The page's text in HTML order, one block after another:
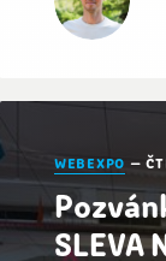
webexpo —
SLEVA